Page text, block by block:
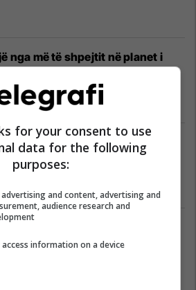
nga më të shpejtit në planet i
një elektroshok
04/01/2025
në atletikë: Nënkampioni i
për katër vjet
20/12/2024
më i shpejtë se Bolt, ai i la
for your consent to use
data for the following
purposes:
and content, advertising and
audience research and
information on a device